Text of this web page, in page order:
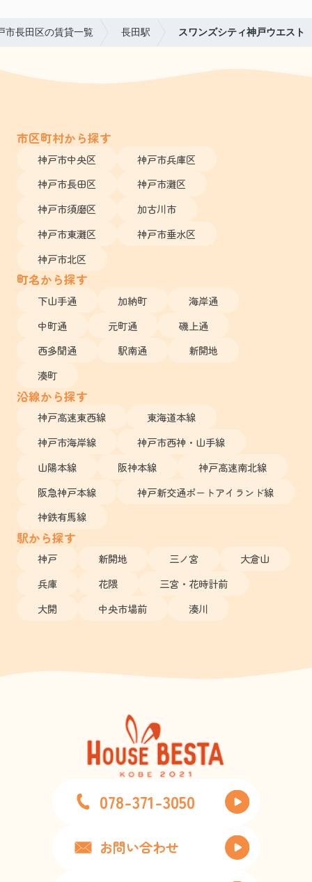
市長田区の賃貸一覧 長田駅 スワンズシティ神戸ウエスト
市区町村から探す
神戸市中央区
神戸市兵庫区
神戸市長田区
神戸市灘区
神戸市須磨区
加古川市
神戸市東灘区
神戸市垂水区
神戸市北区
町名から探す
下山手通 加納町
海岸通
中町通
元町通
磯上通
西多聞通
駅南通
新開地
湊町
沿線から探す
神戸高速東西線
東海道本線
神戸市海岸線
神戸市西神・山手線
山陽本線
阪神本線
神戸高速南北線
阪急神戸本線
神戸新交通ポートアイランド線
神鉄有馬線
駅から探す
神戸 新開地 三ノ宮
大倉山
兵庫
花隈
三宮・花時計前
大開
中央市場前 湊川
078-371-3050
お問い合わせ